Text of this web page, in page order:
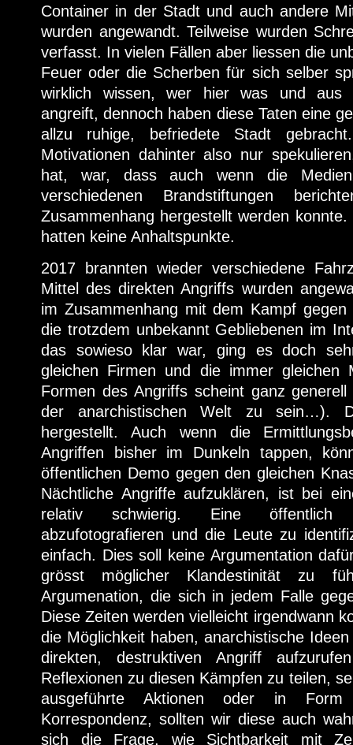
Container in der Stadt und auch andere
wurden angewandt. Teilweise wurden
verfasst. In vielen Fällen aber liessen die
Feuer oder die Scherben für sich selber
wirklich wissen, wer hier was und aus
angreift, dennoch haben diese Taten eine
allzu ruhige, befriedete Stadt
Motivationen dahinter also nur
hat, war, dass auch wenn die
verschiedenen Brandstiftungen
Zusammenhang hergestellt werden
hatten keine Anhaltspunkte.
2017 brannten wieder verschiedene
Mittel des direkten Angriffs wurden
im Zusammenhang mit dem Kampf
die trotzdem unbekannt Gebliebenen im
das sowieso klar war, ging es doch
gleichen Firmen und die immer gleichen
Formen des Angriffs scheint ganz
der anarchistischen Welt zu sein…).
hergestellt. Auch wenn die
Angriffen bisher im Dunkeln tappen,
öffentlichen Demo gegen den gleichen
Nächtliche Angriffe aufzuklären, ist bei
relativ schwierig. Eine öffentlich
abzufotografieren und die Leute zu
einfach. Dies soll keine Argumentation
grösst möglicher Klandestinität zu
Argumenation, die sich in jedem Falle
Diese Zeiten werden vielleicht irgendwann
die Möglichkeit haben, anarchistische
direkten, destruktiven Angriff
Reflexionen zu diesen Kämpfen zu teilen,
ausgeführte Aktionen oder in Form
Korrespondenz, sollten wir diese auch
sich die Frage, wie Sichtbarkeit mit